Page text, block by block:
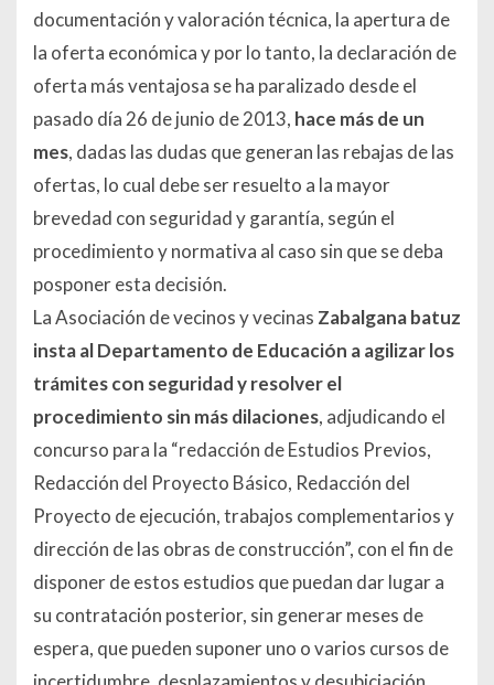
documentación y valoración técnica, la apertura de
la oferta económica y por lo tanto, la declaración de
oferta más ventajosa se ha paralizado desde el
pasado día 26 de junio de 2013, hace más de un
mes, dadas las dudas que generan las rebajas de las
ofertas, lo cual debe ser resuelto a la mayor
brevedad con seguridad y garantía, según el
procedimiento y normativa al caso sin que se deba
posponer esta decisión.
La Asociación de vecinos y vecinas Zabalgana batuz
insta al Departamento de Educación a agilizar los
trámites con seguridad y resolver el
procedimiento sin más dilaciones, adjudicando el
concurso para la “redacción de Estudios Previos,
Redacción del Proyecto Básico, Redacción del
Proyecto de ejecución, trabajos complementarios y
dirección de las obras de construcción”, con el fin de
disponer de estos estudios que puedan dar lugar a
su contratación posterior, sin generar meses de
espera, que pueden suponer uno o varios cursos de